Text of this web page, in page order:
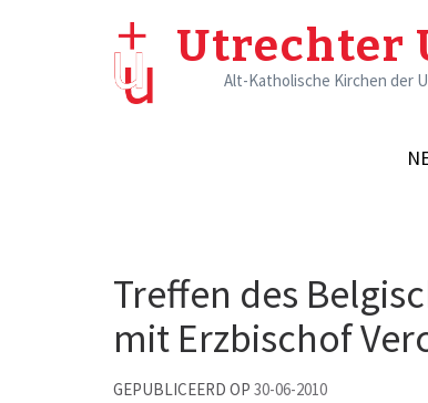
Utrechter
Alt-Katholische Kirchen der
Treffen des
mit Erzbischof
GEPUBLICEERD OP 30-06-2010